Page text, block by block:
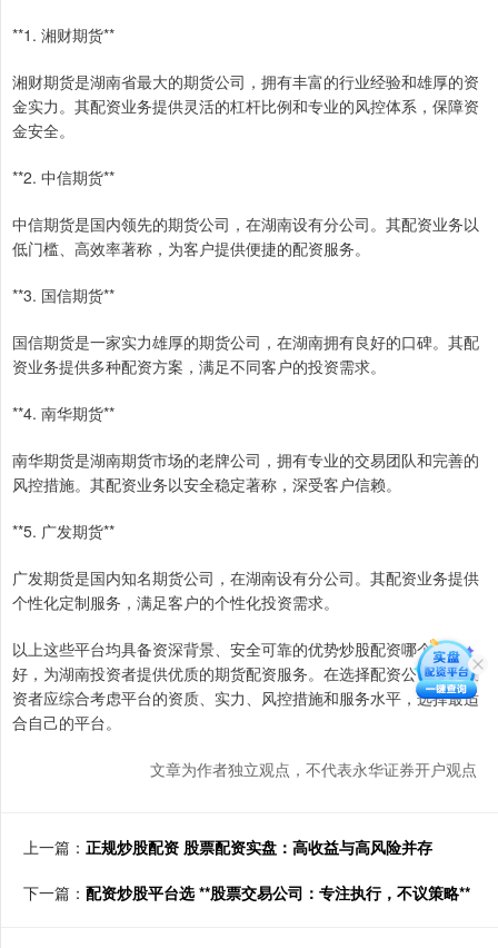
**1. 湘财期货**
湘财期货是湖南省最大的期货公司，拥有丰富的行业经验和雄厚的资
金实力。其配资业务提供灵活的杠杆比例和专业的风控体系，保障资
金安全。
**2. 中信期货**
中信期货是国内领先的期货公司，在湖南设有分公司。其配资业务以
低门槛、高效率著称，为客户提供便捷的配资服务。
**3. 国信期货**
国信期货是一家实力雄厚的期货公司，在湖南拥有良好的口碑。其配
资业务提供多种配资方案，满足不同客户的投资需求。
**4. 南华期货**
南华期货是湖南期货市场的老牌公司，拥有专业的交易团队和完善的
风控措施。其配资业务以安全稳定著称，深受客户信赖。
**5. 广发期货**
广发期货是国内知名期货公司，在湖南设有分公司。其配资业务提供
个性化定制服务，满足客户的个性化投资需求。
以上这些平台均具备资深背景、安全可靠的优势炒股配资哪个平台
好，为湖南投资者提供优质的期货配资服务。在选择配资公司时，投
资者应综合考虑平台的资质、实力、风控措施和服务水平，选择最适
合自己的平台。
文章为作者独立观点，不代表永华证券开户观点
上一篇： 正规炒股配资 股票配资实盘：高收益与高风险并存
下一篇： 配资炒股平台选 **股票交易公司：专注执行，不议策略**